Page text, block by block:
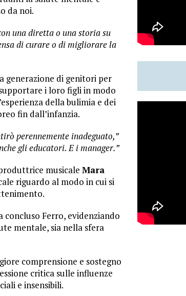
da noi.
una diretta o una storia su
di curare o di migliorare la
generazione di genitori per
i loro figli in modo
della bulimia e dei
fin dall’infanzia.
perennemente inadeguato,”
gli educatori. E i manager.”
musicaleMara
riguardo al modo in cui si
concluso Ferro, evidenziando
mentale, sia nella sfera
comprensione e sostegno
critica sulle influenze
e insensibili.